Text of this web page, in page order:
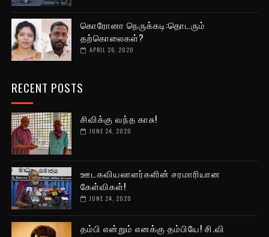
கொரோனா நெருக்கடி:தொடரும்
தற்கொலைகள்?
APRIL 26, 2020
RECENT POSTS
சிவிக்கு வந்த காசு!
JUNE 24, 2020
ஊடகவியலாளர்களின் சரமாரியான
கேள்விகள்!
JUNE 24, 2020
தம்பி என்றும் எனக்கு தம்பியே! சி.வி